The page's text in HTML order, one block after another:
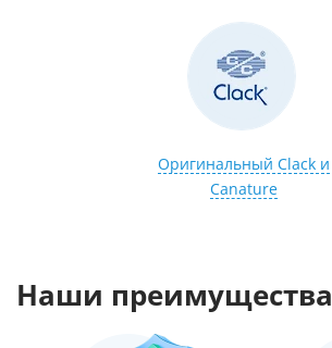
Оригинальный Clack и
Canature
Наши преимущества